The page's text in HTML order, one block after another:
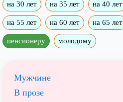
на 30 лет на 35 лет на 40 лет
на 55 лет на 60 лет на 65 лет
пенсионеру молодому
Мужчине
В прозе